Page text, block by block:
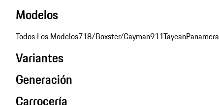
Modelos
Todos Los Modelos718/Boxster/Cayman911TaycanPanamera
Variantes
Generación
Carrocería